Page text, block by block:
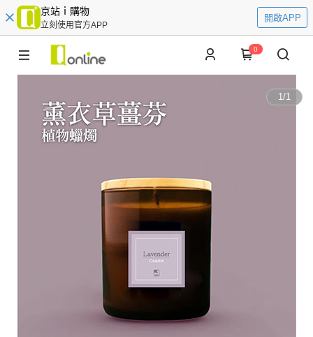
京站ｉ購物
立刻使用官方APP
開啟APP
0
1/1